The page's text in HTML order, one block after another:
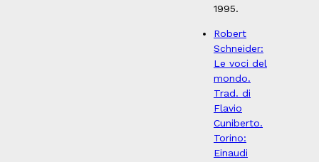
1995.
Robert
Schneider:
Le voci del
mondo.
Trad. di
Flavio
Cuniberto.
Torino:
Einaudi